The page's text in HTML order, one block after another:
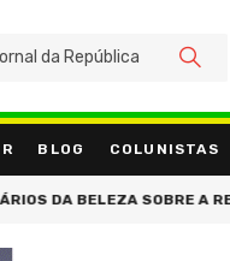
BLOG COLUNISTAS
BELEZA SOBRE A